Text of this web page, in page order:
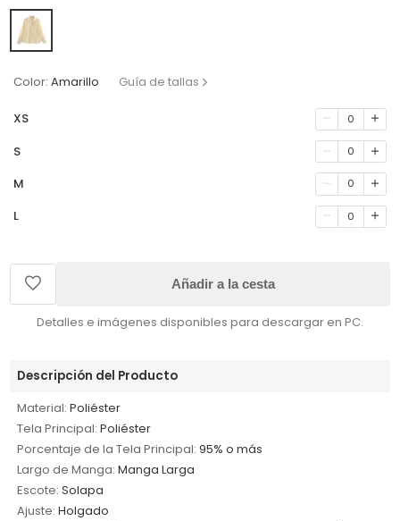
Color: Amarillo Guía de tallas
XS 0
S 0
M 0
L 0
Añadir a la cesta
Detalles e imágenes disponibles para descargar en PC.
Descripción del Producto
Material: Poliéster
Tela Principal: Poliéster
Porcentaje de la Tela Principal: 95% o más
Largo de Manga: Manga Larga
Escote: Solapa
Ajuste: Holgado